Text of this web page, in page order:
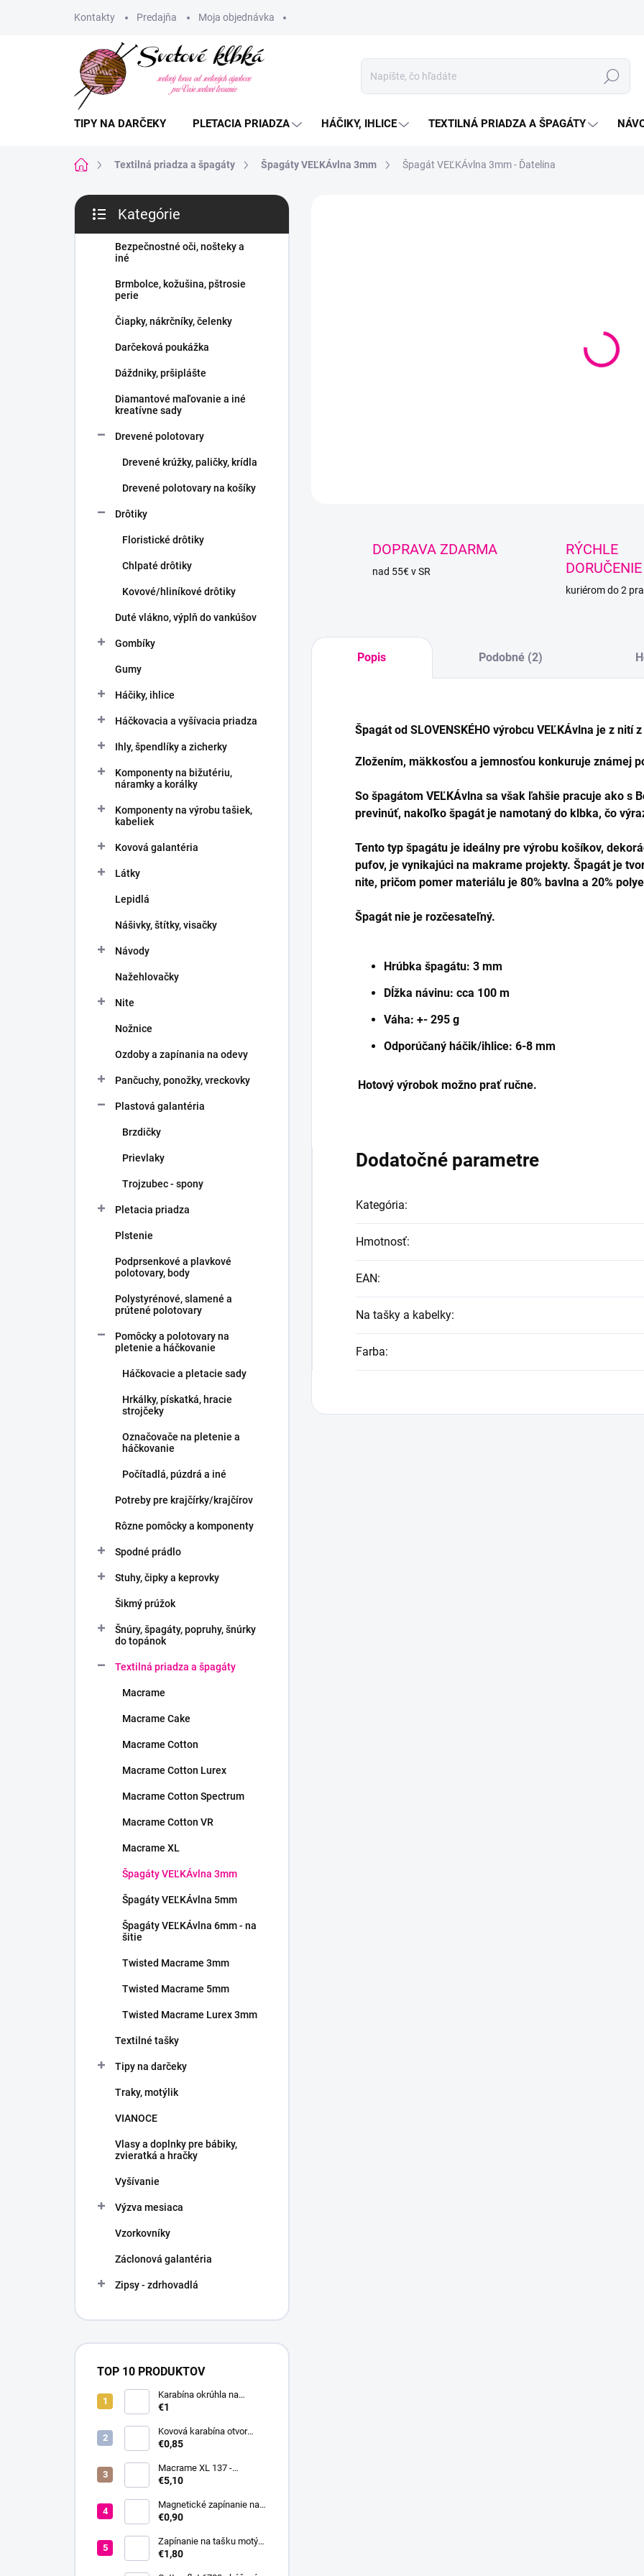
Kontakty Predajňa Moja objednávka
Hľadať
TIPY NA DARČEKY PLETACIA PRIADZA HÁČIKY, IHLICE TEXTILNÁ PRIADZA A ŠPAGÁTY
DomovTextilná priadza a špagáty Špagáty VEĽKÁvlna 3mm Špagát VEĽKÁvlna 3mm - Ďatelina
B
č
kategórie
Kategórie
Bezpečnostné oči, nošteky a
iné
Brmbolce, kožušina, pštrosie
perie
Čiapky, nákrčníky, čelenky
Darčeková poukážka
Dáždniky, pršiplášte
Diamantové maľovanie a iné
kreatívne sady
Drevené polotovary
Drevené krúžky, paličky, krídla
Drevené polotovary na košíky
Drôtiky
Floristické drôtiky
Chlpaté drôtiky
Kovové/hliníkové drôtiky
Duté vlákno, výplň do vankúšov
Gombíky
Gumy
Háčiky, ihlice
Háčkovacia a vyšívacia priadza
Ihly, špendlíky a zicherky
Komponenty na bižutériu,
náramky a korálky
Komponenty na výrobu tašiek,
kabeliek
Kovová galantéria
Látky
Lepidlá
Nášivky, štítky, visačky
Návody
Nažehlovačky
Nite
Nožnice
Ozdoby a zapínania na odevy
Pančuchy, ponožky, vreckovky
Plastová galantéria
Brzdičky
Prievlaky
Trojzubec - spony
Pletacia priadza
Plstenie
Podprsenkové a plavkové
polotovary, body
Polystyrénové, slamené a
prútené polotovary
Pomôcky a polotovary na
pletenie a háčkovanie
Háčkovacie a pletacie sady
Hrkálky, pískatká, hracie
strojčeky
Označovače na pletenie a
háčkovanie
Počítadlá, púzdrá a iné
Potreby pre krajčírky/krajčírov
Rôzne pomôcky a komponenty
Spodné prádlo
Stuhy, čipky a keprovky
Šikmý prúžok
Šnúry, špagáty, popruhy, šnúrky
do topánok
Textilná priadza a špagáty
Macrame
Macrame Cake
Macrame Cotton
Macrame Cotton Lurex
Macrame Cotton Spectrum
Macrame Cotton VR
Macrame XL
Špagáty VEĽKÁvlna 3mm
Špagáty VEĽKÁvlna 5mm
Špagáty VEĽKÁvlna 6mm - na
šitie
Twisted Macrame 3mm
Twisted Macrame 5mm
Twisted Macrame Lurex 3mm
Textilné tašky
Tipy na darčeky
Traky, motýlik
VIANOCE
Vlasy a doplnky pre bábiky,
zvieratká a hračky
Vyšívanie
Výzva mesiaca
Vzorkovníky
Záclonová galantéria
Zipsy - zdrhovadlá
TOP 10 PRODUKTOV
Karabína okrúhla na
kabelky / krúžok na kľúče
€1
Kovová karabína otvor
18mm
€0,85
Macrame XL 137 -
smotanová
€5,10
Magnetické zapínanie na
prišitie Ø18 mm
€0,90
Zapínanie na tašku motýľ
37x52 mm
€1,80
DOPRAVA ZDARMA
nad 55€ v SR
RÝCHLE
DORUČENIE
kuriérom do 2
Popis Podobné (2)
Špagát od SLOVENSKÉHO výrobcu VEĽKÁvlna je z nití
Zložením, mäkkosťou a jemnosťou konkuruje známej
So špagátom VEĽKÁvlna sa však ľahšie pracuje ako s
previnúť, nakoľko špagát je namotaný do klbka, čo
Tento typ špagátu je ideálny pre výrobu košíkov,
pufov, je vynikajúci na makrame projekty. Špagát je
nite, pričom pomer materiálu je 80% bavlna a 20%
Špagát nie je rozčesateľný.
Hrúbka špagátu: 3 mm
Dĺžka návinu: cca 100 m
Váha: +- 295 g
Odporúčaný háčik/ihlice: 6-8 mm
Hotový výrobok možno prať ručne.
Dodatočné parametre
Kategória:
Hmotnosť:
EAN:
Na tašky a kabelky:
Farba: